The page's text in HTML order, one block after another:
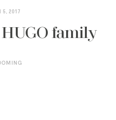
5, 2017
HUGO family